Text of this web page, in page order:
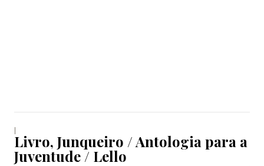
|
Livro, Junqueiro / Antologia para a
Juventude / Lello